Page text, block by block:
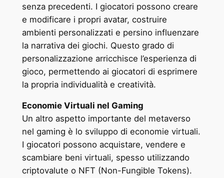
senza precedenti. I giocatori possono creare
e modificare i propri avatar, costruire
ambienti personalizzati e persino influenzare
la narrativa dei giochi. Questo grado di
personalizzazione arricchisce l’esperienza di
gioco, permettendo ai giocatori di esprimere
la propria individualità e creatività.
Economie Virtuali nel Gaming
Un altro aspetto importante del metaverso
nel gaming è lo sviluppo di economie virtuali.
I giocatori possono acquistare, vendere e
scambiare beni virtuali, spesso utilizzando
criptovalute o NFT (Non-Fungible Tokens).